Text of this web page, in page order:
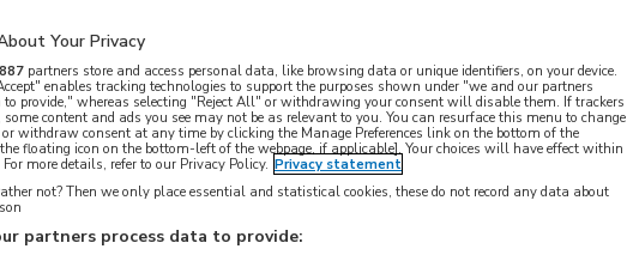
Your Privacy
887 partners store and access personal data, like browsing data or unique identifiers, on your device.
enables tracking technologies to support the purposes shown under "we and our partners
to provide," whereas selecting "Reject All" or withdrawing your consent will disable them. If trackers
some content and ads you see may not be as relevant to you. You can resurface this menu to change
or withdraw consent at any time by clicking the Manage Preferences link on the bottom of the
floating icon on the bottom-left of the webpage, if applicable]. Your choices will have effect within
more details, refer to our Privacy Policy. Privacy statement
not? Then we only place essential and statistical cookies, these do not record any data about
partners process data to provide: